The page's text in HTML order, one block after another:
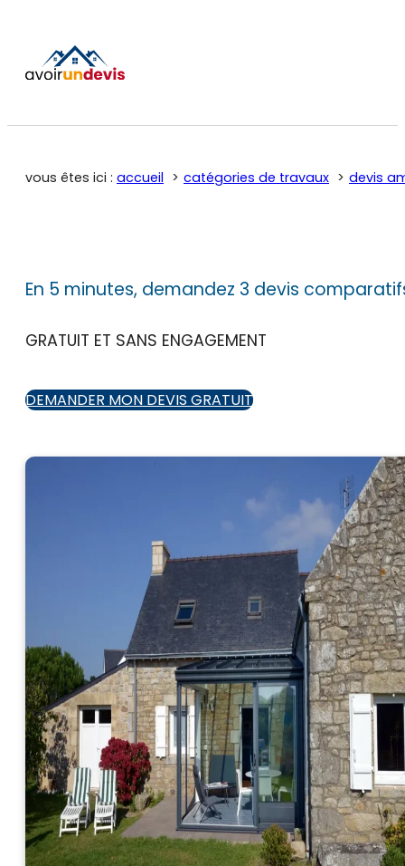
vous êtes ici : accueil catégories de travaux devis
En 5 minutes, demandez 3 devis
GRATUIT ET SANS ENGAGEMENT
DEMANDER MON DEVIS GRATUIT